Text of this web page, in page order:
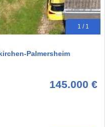
1 / 1
Palmersheim
145.000 €